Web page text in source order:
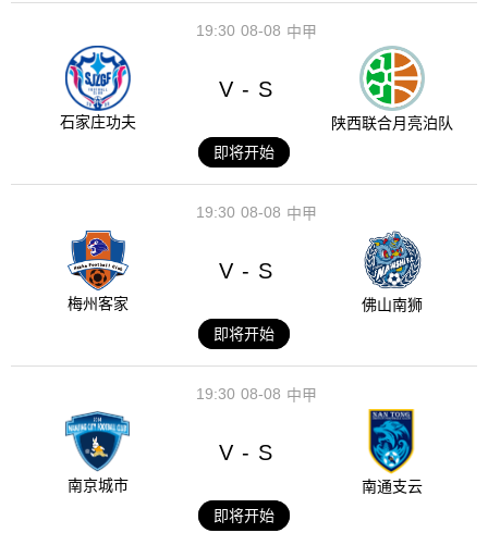
08-08
19:30 中甲
石家庄功夫
V - S
陕西联合月亮泊队
即将开始
08-08
19:30 中甲
梅州客家
V - S
佛山南狮
即将开始
08-08
19:30 中甲
南京城市
V - S
南通支云
即将开始